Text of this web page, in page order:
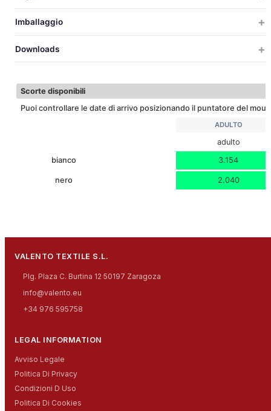
TAGLIE ADULTO
Imballaggio
Downloads
Scorte disponibili
Puoi controllare le date di arrivo posizionando il puntatore del
ADULTO
adulto
bianco
3.154
nero 2.040
VALENTO TEXTILE S.L.
Plg. Plaza C. Burtina 12 50197 Zaragoza
info@valento.eu
+34 976 595758
LEGAL INFORMATION
Avviso Legale
Politica Di Privacy
Condizioni D Uso
Politica Di Cookies